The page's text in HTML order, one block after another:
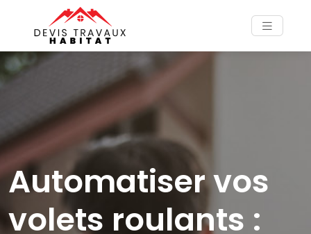
Automatiser vos
volets roulants :